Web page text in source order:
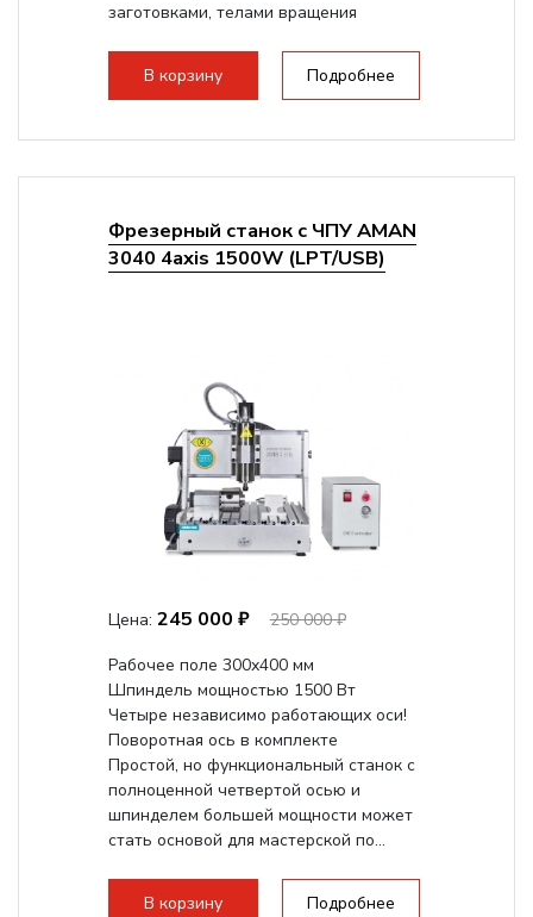
заготовками, телами вращения
В корзину
Подробнее
Фрезерный станок с ЧПУ AMAN
3040 4axis 1500W (LPT/USB)
Цена: 245 000 ₽
250 000 ₽
Рабочее поле 300х400 мм
Шпиндель мощностью 1500 Вт
Четыре независимо работающих оси!
Поворотная ось в комплекте
Простой, но функциональный станок с
полноценной четвертой осью и
шпинделем большей мощности может
стать основой для мастерской по...
В корзину Подробнее